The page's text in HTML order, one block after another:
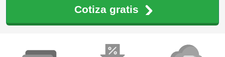
Cotiza gratis